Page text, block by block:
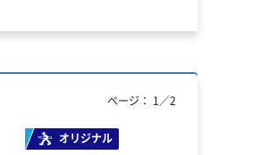
オリジナル
ページ： 1 ／2